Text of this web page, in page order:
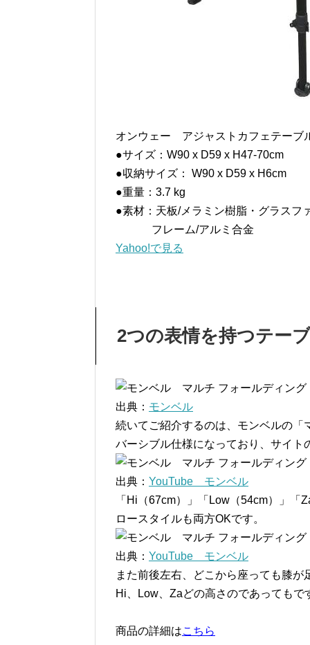
オンウェー アジャストカフェテーブ
●サイズ：W90 x D59 x H47-70cm
●収納サイズ： W90 x D59 x H6cm
●重量：3.7 kg
●素材：天板/メラミン樹脂・グラスフ
フレーム/アルミ合金
Yahoo!で見る
2つの表情を持つテー
出典： モンベル
続いてご紹介するのは、モンベルの「
バーシブル仕様になっており、サイ
出典： YouTube モンベル
「Hi（67cm）」「Low（54cm）」
ロースタイルも両方OKです。
出典： YouTube モンベル
また前後左右、どこから座っても膝
Hi、Low、Zaどの高さのであっても
商品の詳細はこちら